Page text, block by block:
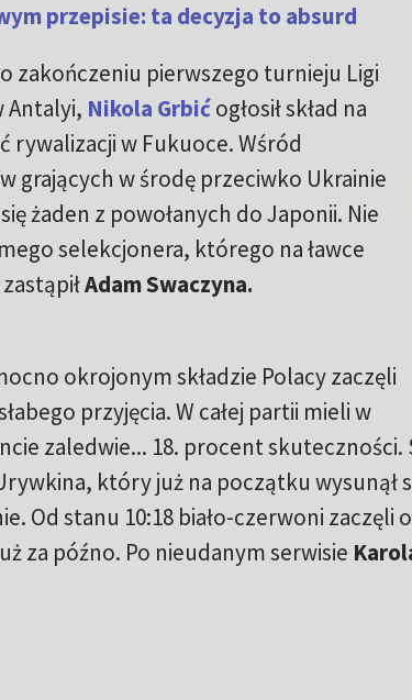
przepisie: ta decyzja to absurd
zakończeniu pierwszego turnieju Ligi
Antalyi, Nikola Grbićogłosił skład na
rywalizacji w Fukuoce. Wśród
grających w środę przeciwko Ukrainie
żaden z powołanych do Japonii. Nie
selekcjonera, którego na ławce
Adam Swaczyna.
okrojonym składzie Polacy zaczęli
przyjęcia. W całej partii mieli w
zaledwie... 18. procent skuteczności.
który już na początku wysunął
Od stanu 10:18 biało-czerwoni zaczęli
za późno. Po nieudanym serwisie